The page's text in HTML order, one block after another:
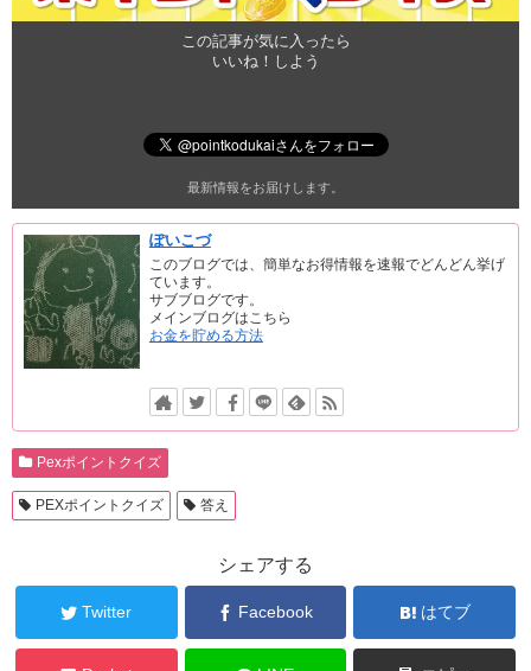
この記事が気に入ったら
いいね！しよう
最新情報をお届けします。
ぽいこづ
このブログでは、簡単なお得情報を速報でどんどん挙げ
ています。
サブブログです。
メインブログはこちら
お金を貯める方法
Pexポイントクイズ
PEXポイントクイズ 答え
シェアする
Twitter Facebook はてブ